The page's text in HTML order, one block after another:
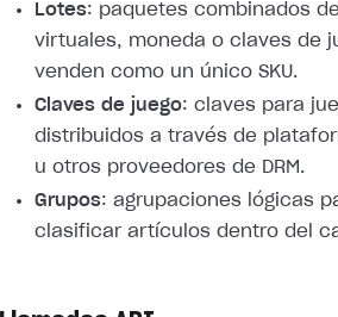
Lotes: paquetes combinados
virtuales, moneda o claves de
venden como un único SKU.
Claves de juego: claves para
distribuidos a través de
u otros proveedores de DRM.
Grupos: agrupaciones lógicas
clasificar artículos dentro del